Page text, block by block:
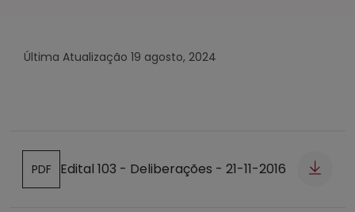
Última Atualização 19 agosto, 2024
Abre num novo separador
PDF Edital 103 - Deliberações - 21-11-2016